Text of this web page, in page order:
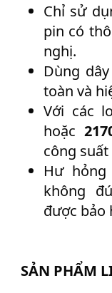
Chỉ sử
pin có
nghị.
Dùng
toàn và
Với các
hoặc
công
Hư
không
được bảo
SẢN PHẨM